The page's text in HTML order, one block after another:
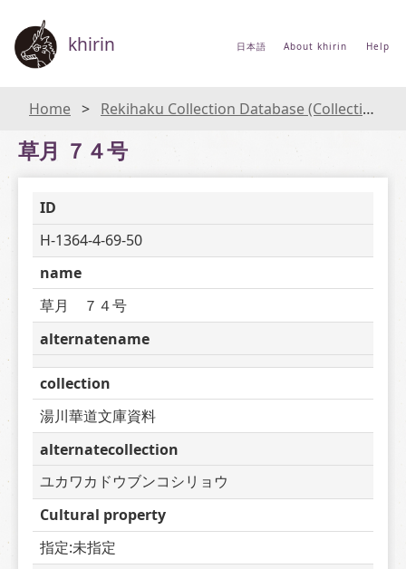
khirin 日本語 About khirin Help
Home Rekihaku Collection Database (Collections Database of the National Museum of Japanese History)
草月 ７４号
ID
H-1364-4-69-50
name
草月　７４号
alternatename
collection
湯川華道文庫資料
alternatecollection
ユカワカドウブンコシリョウ
Cultural property
指定:未指定